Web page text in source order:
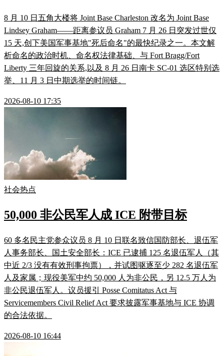
8 月 10 日五角大楼将 Joint Base Charleston 改名为 Joint Base
Lindsey Graham——距离参议员 Graham 7 月 26 日突发过世仅
15 天,创下美国军事基地"死后命名"的最快纪录之一。本文解
析命名的政治时机、命名权法律基础、与 Fort Bragg/Fort
Liberty 三年回旋的关系,以及 8 月 26 日南卡 SC-01 选区特别选
举、11 月 3 日中期选举的时间链。
2026-08-10 17:35
社会热点
50,000 非公民军人成 ICE 附带目标
60 多名民主党参众议员 8 月 10 日联名致信国防部长、退伍军
人事务部长、国土安全部长：ICE 已逮捕 125 名退伍军人（其
中近 2/3 没有有效刑事拘票），并试图驱逐至少 282 名退伍军
人及家属；现役美军中约 50,000 人为非公民，另 12.5 万人为
非公民退伍军人。议员援引 Posse Comitatus Act 与
Servicemembers Civil Relief Act 要求披露军事基地与 ICE 协调
的合法依据。
2026-08-10 16:44